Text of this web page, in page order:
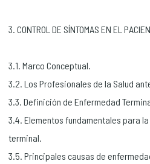
3. CONTROL DE SÍNTOMAS EN EL
3.1. Marco Conceptual.
3.2. Los Profesionales de la Salud
3.3. Definición de Enfermedad
3.4. Elementos fundamentales para
terminal.
3.5. Principales causas de